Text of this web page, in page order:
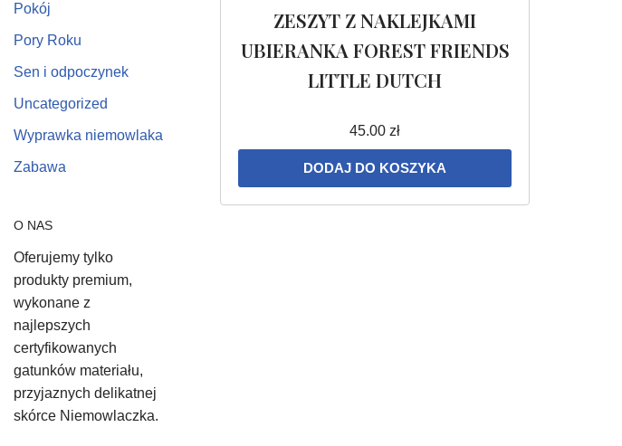
Pokój
Pory Roku
Sen i odpoczynek
Uncategorized
Wyprawka niemowlaka
Zabawa
O NAS
Oferujemy tylko
produkty premium,
wykonane z
najlepszych
certyfikowanych
gatunków materiału,
przyjaznych delikatnej
skórce Niemowlaczka.
ZESZYT Z NAKLEJKAMI
UBIERANKA FOREST FRIENDS
LITTLE DUTCH
45.00zł
DODAJ DO KOSZYKA